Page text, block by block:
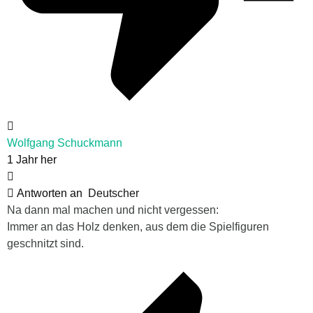
Wolfgang Schuckmann
1 Jahr her
Antworten an
Deutscher
Na dann mal machen und nicht vergessen:
Immer an das Holz denken, aus dem die Spielfiguren
geschnitzt sind.